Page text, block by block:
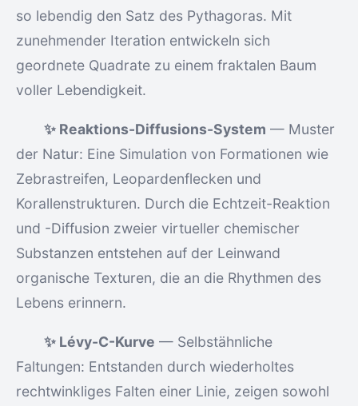
so lebendig den Satz des Pythagoras. Mit
zunehmender Iteration entwickeln sich
geordnete Quadrate zu einem fraktalen Baum
voller Lebendigkeit.
✨ Reaktions-Diffusions-System — Muster
der Natur: Eine Simulation von Formationen wie
Zebrastreifen, Leopardenflecken und
Korallenstrukturen. Durch die Echtzeit-Reaktion
und -Diffusion zweier virtueller chemischer
Substanzen entstehen auf der Leinwand
organische Texturen, die an die Rhythmen des
Lebens erinnern.
✨ Lévy-C-Kurve — Selbstähnliche
Faltungen: Entstanden durch wiederholtes
rechtwinkliges Falten einer Linie, zeigen sowohl